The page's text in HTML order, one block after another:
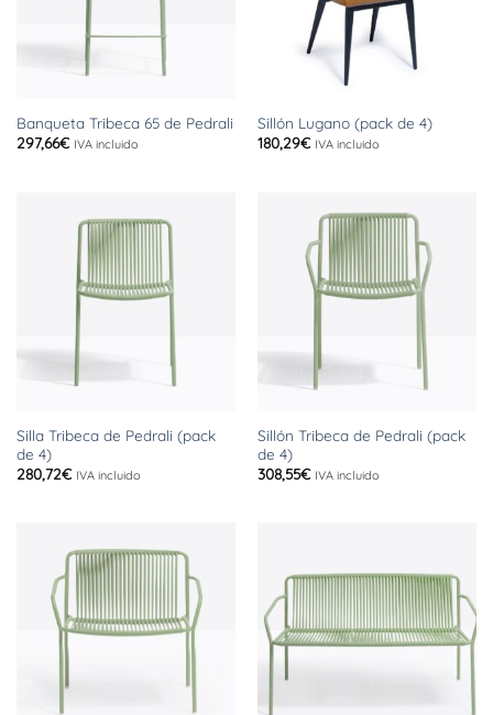
Banqueta Tribeca 65 de Pedrali
297,66€ IVA incluido
Sillón Lugano (pack de 4)
180,29€ IVA incluido
Silla Tribeca de Pedrali (pack
de 4)
280,72€ IVA incluido
Sillón Tribeca de Pedrali (pack
de 4)
308,55€ IVA incluido